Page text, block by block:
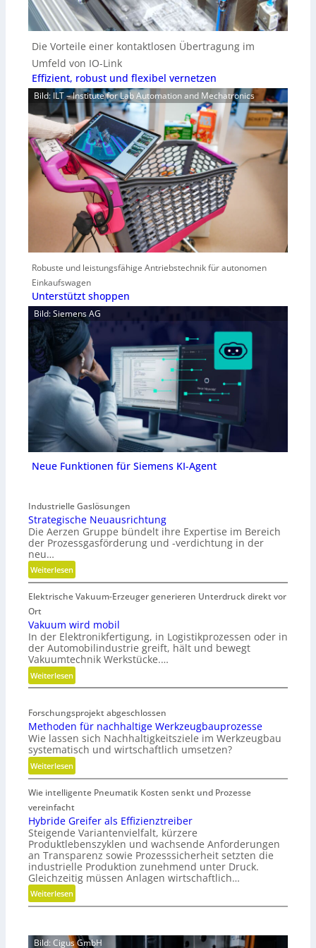
Die Vorteile einer kontaktlosen Übertragung im
Umfeld von IO-Link
Effizient, robust und flexibel vernetzen
Bild: ILT – Institute for Lab Automation and Mechatronics
Robuste und leistungsfähige Antriebstechnik für autonomen
Einkaufswagen
Unterstützt shoppen
Bild: Siemens AG
Neue Funktionen für Siemens KI-Agent
Industrielle Gaslösungen
Strategische Neuausrichtung
Die Aerzen Gruppe bündelt ihre Expertise im Bereich
der Prozessgasförderung und -verdichtung in der
neu…
Weiterlesen:
S
t
a
t
e
g
i
s
h
e
N
e
u
u
s
r
i
c
h
t
n
Elektrische Vakuum-Erzeuger generieren Unterdruck direkt vor
Ort
Vakuum wird mobil
In der Elektronikfertigung, in Logistikprozessen oder in
der Automobilindustrie greift, hält und bewegt
Vakuumtechnik Werkstücke.…
Weiterlesen:
V
k
u
u
m
w
i
r
d
m
o
b
i
l
Forschungsprojekt abgeschlossen
Methoden für nachhaltige Werkzeugbauprozesse
Wie lassen sich Nachhaltigkeitsziele im Werkzeugbau
systematisch und wirtschaftlich umsetzen?
Weiterlesen:
M
e
t
h
o
d
e
n
f
ü
a
Wie intelligente Pneumatik Kosten senkt und Prozesse
vereinfacht
Hybride Greifer als Effizienztreiber
Steigende Variantenvielfalt, kürzere
Produktlebenszyklen und wachsende Anforderungen
an Transparenz sowie Prozesssicherheit setzten die
industrielle Produktion zunehmend unter Druck.
Gleichzeitig müssen Anlagen wirtschaftlich…
Weiterlesen:
H
b
Bild: Cigus GmbH